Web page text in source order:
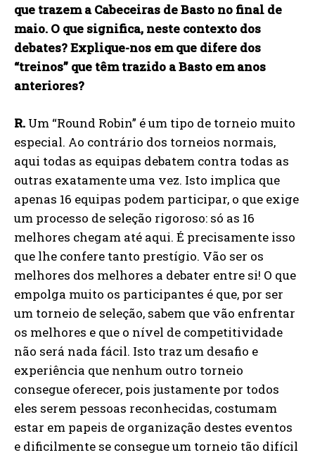
que trazem a Cabeceiras de Basto no final de
maio. O que significa, neste contexto dos
debates? Explique-nos em que difere dos
“treinos” que têm trazido a Basto em anos
anteriores?
R. Um “Round Robin” é um tipo de torneio muito
especial. Ao contrário dos torneios normais,
aqui todas as equipas debatem contra todas as
outras exatamente uma vez. Isto implica que
apenas 16 equipas podem participar, o que exige
um processo de seleção rigoroso: só as 16
melhores chegam até aqui. É precisamente isso
que lhe confere tanto prestígio. Vão ser os
melhores dos melhores a debater entre si! O que
empolga muito os participantes é que, por ser
um torneio de seleção, sabem que vão enfrentar
os melhores e que o nível de competitividade
não será nada fácil. Isto traz um desafio e
experiência que nenhum outro torneio
consegue oferecer, pois justamente por todos
eles serem pessoas reconhecidas, costumam
estar em papeis de organização destes eventos
e dificilmente se consegue um torneio tão difícil